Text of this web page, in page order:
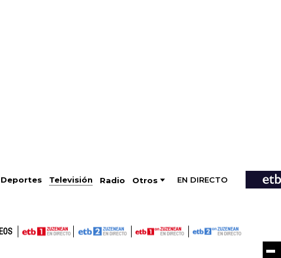
Deportes Televisión Radio Otros EN DIRECTO